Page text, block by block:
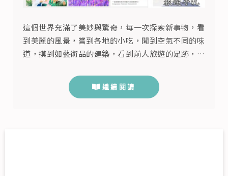
這個世界充滿了美妙與驚奇，每一次探索新事物，看
到美麗的風景，嘗到各地的小吃，聞到空氣不同的味
道，摸到如藝術品的建築，看到前人旅遊的足跡，參
痕，每次的旅行都讓我覺得人生又充滿了活力與能
量。 西方哲學家聖奧古斯丁說過：「世界是一本
繼續閱讀